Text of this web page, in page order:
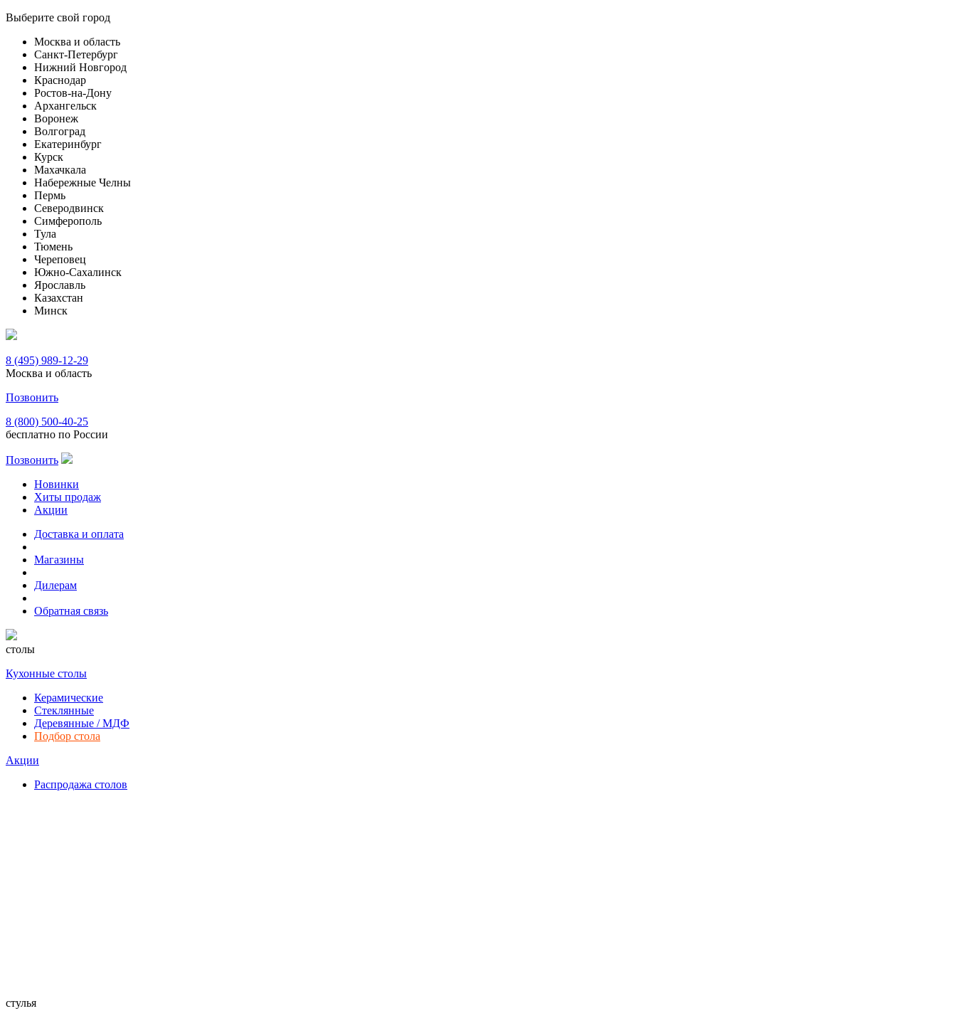
Выберите свой город
Москва и область
Санкт-Петербург
Нижний Новгород
Краснодар
Ростов-на-Дону
Архангельск
Воронеж
Волгоград
Екатеринбург
Курск
Махачкала
Набережные Челны
Пермь
Северодвинск
Симферополь
Тула
Тюмень
Череповец
Южно-Сахалинск
Ярославль
Казахстан
Минск
8 (495) 989-12-29
Москва и область
Позвонить
8 (800) 500-40-25
бесплатно по России
Позвонить
Новинки
Хиты продаж
Акции
Доставка и оплата
Магазины
Дилерам
Обратная связь
столы
Кухонные столы
Керамические
Стеклянные
Деревянные / МДФ
Подбор стола
Акции
Распродажа столов
стулья